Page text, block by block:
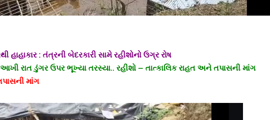
હાહાકાર : તંત્રની બેદરકારી સામે રહીશોનો ઉગ્ર રોષ
આખી રાત ડુંગર ઉપર ભૂખ્યા તરસ્યા.. રહીશો – તાત્કાલિક રાહત અને તપાસની માંગ
માંગ